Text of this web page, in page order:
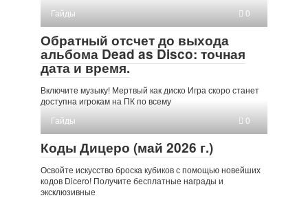
Гайды
0
Обратный отсчет до выхода
альбома Dead as Disco: точная
дата и время.
Включите музыку! Мертвый как диско Игра скоро станет
доступна игрокам на ПК по всему
Гайды
0
Коды Дицеро (май 2026 г.)
Освойте искусство броска кубиков с помощью новейших
кодов Dicero! Получите бесплатные награды и
эксклюзивные